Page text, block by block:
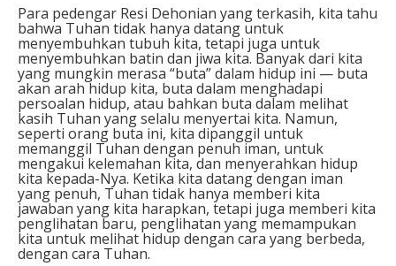
Para pedengar Resi Dehonian yang terkasih, kita tahu
bahwa Tuhan tidak hanya datang untuk
menyembuhkan tubuh kita, tetapi juga untuk
menyembuhkan batin dan jiwa kita. Banyak dari kita
yang mungkin merasa “buta” dalam hidup ini — buta
akan arah hidup kita, buta dalam menghadapi
persoalan hidup, atau bahkan buta dalam melihat
kasih Tuhan yang selalu menyertai kita. Namun,
seperti orang buta ini, kita dipanggil untuk
memanggil Tuhan dengan penuh iman, untuk
mengakui kelemahan kita, dan menyerahkan hidup
kita kepada-Nya. Ketika kita datang dengan iman
yang penuh, Tuhan tidak hanya memberi kita
jawaban yang kita harapkan, tetapi juga memberi kita
penglihatan baru, penglihatan yang memampukan
kita untuk melihat hidup dengan cara yang berbeda,
dengan cara Tuhan.